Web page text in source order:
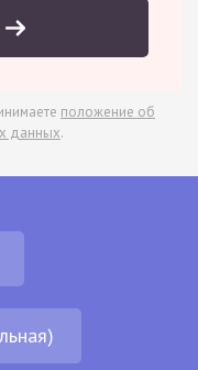
положение об
данных.